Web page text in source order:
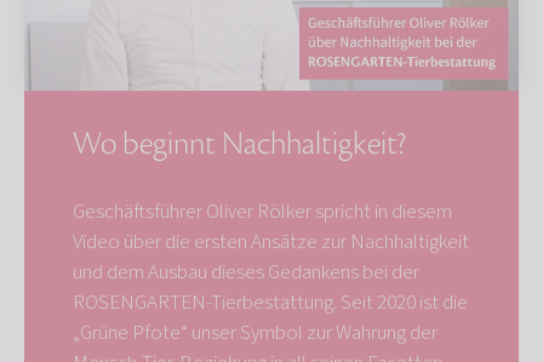
Wo beginnt Nachhaltigkeit?
Geschäftsführer Oliver Rölker spricht in diesem
Video über die ersten Ansätze zur Nachhaltigkeit
und dem Ausbau dieses Gedankens bei der
ROSENGARTEN-Tierbestattung. Seit 2020 ist die
„Grüne Pfote“ unser Symbol zur Wahrung der